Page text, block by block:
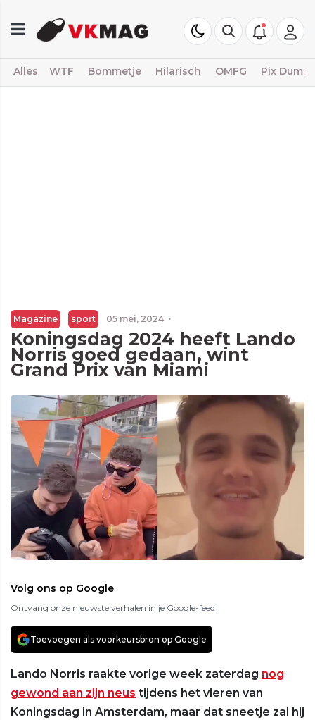
Alles WTF Bommetje Hilarisch OMFG Pix Dump
Magazine sport 05 mei, 2024 ·
Koningsdag 2024 heeft Lando
Norris goed gedaan, wint
Grand Prix van Miami
Volg ons op Google
Ontvang onze nieuwste verhalen in je Google-feed
Toevoegen als voorkeursbron op Google
Lando Norris raakte vorige week zaterdag nog
gewond aan zijn neus tijdens het vieren van
Koningsdag in Amsterdam, maar dat sneetje zal hij